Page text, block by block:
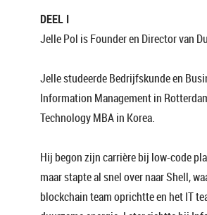
DEEL I
Jelle Pol is Founder en Director van
Jelle studeerde Bedrijfskunde en
Information Management in
Technology MBA in Korea.
Hij begon zijn carrière bij low-code
maar stapte al snel over naar Shell,
blockchain team oprichtte en het IT